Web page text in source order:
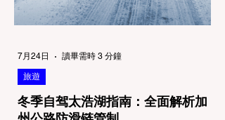
冬季自驾太浩湖指南：全面解析加
旅遊
7月24日 讀畢需時 3 分鐘